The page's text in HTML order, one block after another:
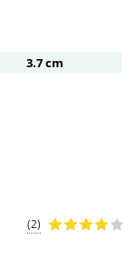
3.7 cm
(2)